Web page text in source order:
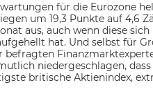
für die Eurozone
um 19,3 Punkte auf 4,6
aus, auch wenn diese
hat. Und selbst für
niedergeschlagen,
britische Aktienindex,